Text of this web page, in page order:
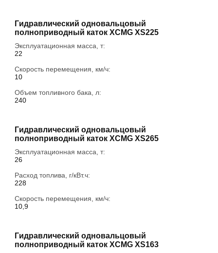
Гидравлический одновальцовый
полноприводный каток XCMG XS225
Эксплуатационная масса, т:
22
Скорость перемещения, км/ч:
10
Объем топливного бака, л:
240
Гидравлический одновальцовый
полноприводный каток XCMG XS265
Эксплуатационная масса, т:
26
Расход топлива, г/кВт.ч:
228
Скорость перемещения, км/ч:
10,9
Гидравлический одновальцовый
полноприводный каток XCMG XS163